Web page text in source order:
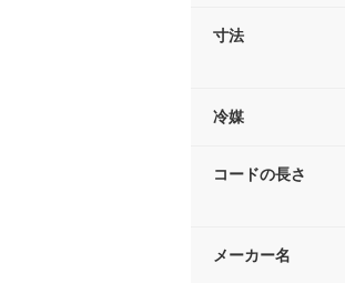
寸法
冷媒
コードの長さ
メーカー名